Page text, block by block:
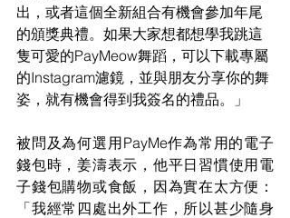
出，或者這個全新組合有機會參加年尾
的頒獎典禮。如果大家想都想學我跳這
隻可愛的PayMeow舞蹈，可以下載專屬
的Instagram濾鏡，並與朋友分享你的舞
姿，就有機會得到我簽名的禮品。」
被問及為何選用PayMe作為常用的電子
錢包時，姜濤表示，他平日習慣使用電
子錢包購物或食飯，因為實在太方便：
「我經常四處出外工作，所以甚少隨身